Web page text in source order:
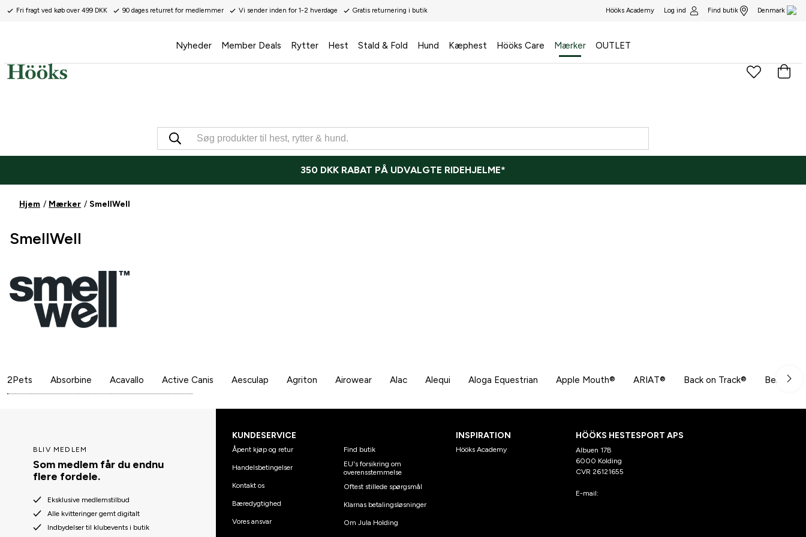
Fri fragt ved køb over 499 DKK 90 dages returret for medlemmer Vi sender inden for 1-2 hverdage Gratis returnering i butik Hööks Academy Log ind Find butik Denmark
Nyheder Member Deals Rytter Hest Stald & Fold Hund Kæphest Hööks Care Mærker OUTLET
350 DKK RABAT PÅ UDVALGTE RIDEHJELME*
Hjem Mærker SmellWell
SmellWell
2Pets Absorbine Acavallo Active Canis Aesculap Agriton Airowear Alac Alequi Aloga Equestrian Apple Mouth® ARIAT® Back on Track® Beris
BLIV MEDLEM
Som medlem får du endnu
flere fordele.
Eksklusive medlemstilbud
Alle kvitteringer gemt digitalt
Indbydelser til klubevents i butik
KUNDESERVICE
Åpent kjøp og retur
Handelsbetingelser
Kontakt os
Bæredygtighed
Vores ansvar
Find butik
EU's forsikring om
overensstemmelse
Oftest stillede spørgsmål
Klarnas betalingsløsninger
Om Jula Holding
INSPIRATION
Hööks Academy
HÖÖKS HESTESPORT APS
Albuen 17B
6000 Kolding
CVR 26121655
E-mail: